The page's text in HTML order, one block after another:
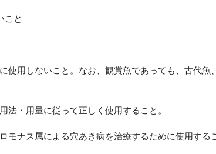
こと
使用しないこと。なお、観賞魚であっても、古代
法・用量に従って正しく使用すること。
モナス属による穴あき病を治療するために使用する